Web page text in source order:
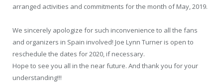
arranged activities and commitments for the month of May, 2019.
We sincerely apologize for such inconvenience to all the fans
and organizers in Spain involved! Joe Lynn Turner is open to
reschedule the dates for 2020, if necessary.
Hope to see you all in the near future. And thank you for your
understanding!!!